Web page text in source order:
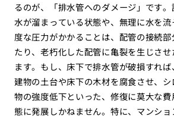
るのが、「排水管へのダメージ」です
水が溜まっている状態や、無理に水を
度な圧力がかかることは、配管の接続
たり、老朽化した配管に亀裂を生じさ
ます。もし、床下で排水管が破損すれ
建物の土台や床下の木材を腐食させ、
物の強度低下といった、修復に莫大な
態に発展しかねません。特に、マンシ